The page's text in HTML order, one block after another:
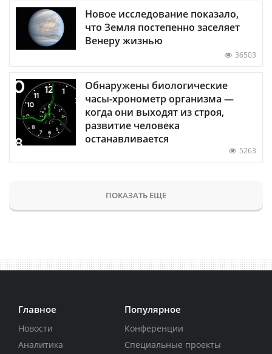
Новое исследование показало,
что Земля постепенно заселяет
Венеру жизнью
36503
Обнаружены биологические
часы-хронометр организма —
когда они выходят из строя,
развитие человека
останавливается
5263
ПОКАЗАТЬ ЕЩЕ
Главное
Новости
Аналитика
Популярное
Конференции
Специальные проекты